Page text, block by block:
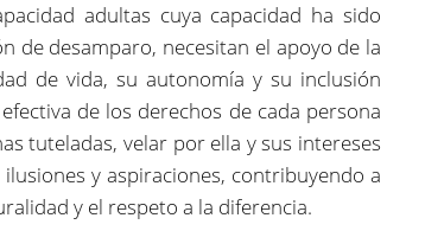
adultas cuya capacidad ha sido
de desamparo, necesitan el apoyo de la
de vida, su autonomía y su inclusión
de los derechos de cada persona
tuteladas, velar por ella y sus intereses
y aspiraciones, contribuyendo a
y el respeto a la diferencia.